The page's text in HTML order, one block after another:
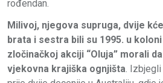
rođendan.
Milivoj, njegova supruga, dvije
brata i sestra bili su 1995. u
zločinačkoj akciji “Oluja” morali
vjekovna krajiška ognjišta. Izbjegli